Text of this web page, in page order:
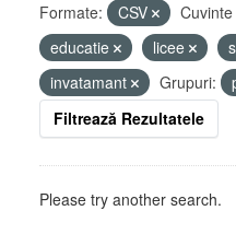
Formate: CSV
educatie
licee
invatamant
Grupuri:
Filtrează Rezultatele
Please try another search.